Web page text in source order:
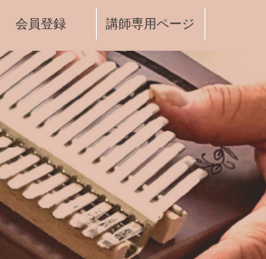
会員登録 講師専用ページ